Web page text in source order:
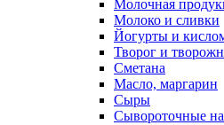
Молочная
Молоко и сливки
Йогурты и
Творог и
Сметана
Масло, маргарин
Сыры
Сывороточные